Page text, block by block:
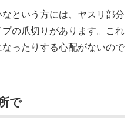
という方には、ヤスリ部分
の爪切りがあります。これ
ったりする心配がないので
で